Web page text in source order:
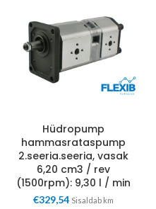
Hüdropump
hammasrataspump
2.seeria.seeria, vasak
6,20 cm3 / rev
(1500rpm): 9,30 l / min
€329,54 Sisaldab km